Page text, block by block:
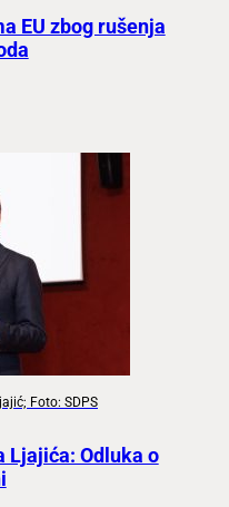
EU zbog rušenja
Foto: SDPS
Ljajića: Odluka o